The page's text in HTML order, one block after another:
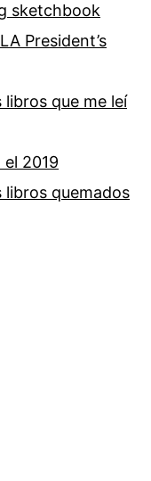
sketchbook
President’s
libros que me leí
2019
libros quemados